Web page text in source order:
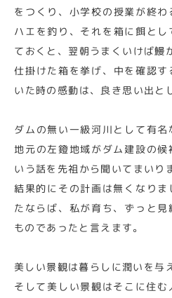
をつくり、小学校の授業が終
ハエを釣り、それを箱に餌と
ておくと、翌朝うまくいけば鰻
仕掛けた箱を挙げ、中を確認
いた時の感動は、良き思い出と
ダムの無い一級河川として有名
地元の左鐙地域がダム建設の
いう話を先祖から聞いてまいり
結果的にその計画は無くなり
たならば、私が育ち、ずっと
ものであったと言えます。
美しい景観は暮らしに潤いを与
そして美しい景観はそこに住